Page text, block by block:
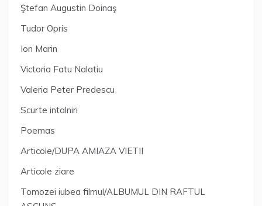
Ştefan Augustin Doinaş
Tudor Opris
Ion Marin
Victoria Fatu Nalatiu
Valeria Peter Predescu
Scurte intalniri
Poemas
Articole/DUPA AMIAZA VIETII
Articole ziare
Tomozei iubea filmul/ALBUMUL DIN RAFTUL